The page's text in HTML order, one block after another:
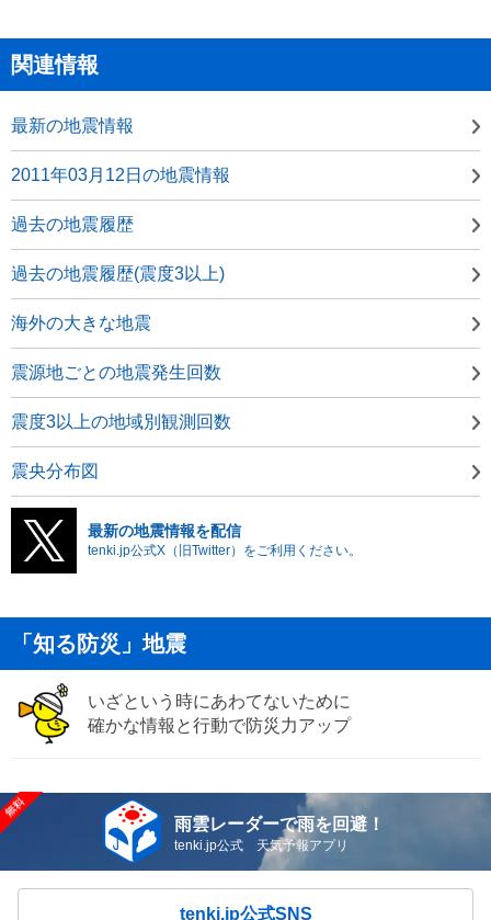
関連情報
最新の地震情報
2011年03月12日の地震情報
過去の地震履歴
過去の地震履歴(震度3以上)
海外の大きな地震
震源地ごとの地震発生回数
震度3以上の地域別観測回数
震央分布図
最新の地震情報を配信
tenki.jp公式X（旧Twitter）をご利用ください。
「知る防災」地震
いざという時にあわてないために
確かな情報と行動で防災力アップ
雨雲レーダーで雨を回避！
tenki.jp公式 天気予報アプリ
tenki.jp公式SNS